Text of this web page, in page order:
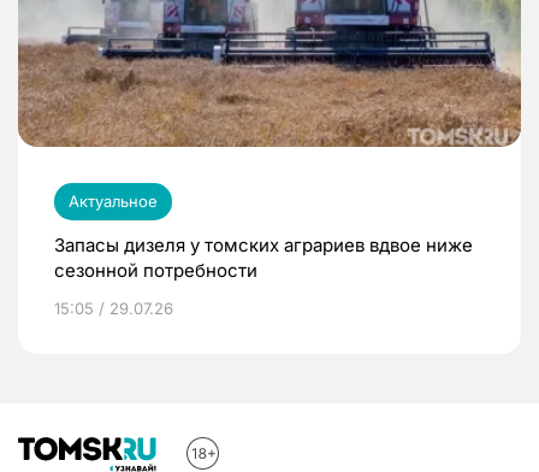
Актуальное
Запасы дизеля у томских аграриев вдвое ниже
сезонной потребности
15:05 / 29.07.26